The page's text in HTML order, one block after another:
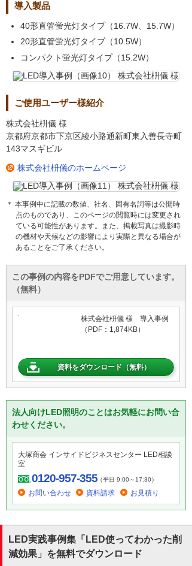
導入製品
40形直管蛍光灯タイプ（16.7W、15.7W）
20形直管蛍光灯タイプ（10.5W）
コンパクト蛍光灯タイプ（15.2W）
ご使用ユーザー様紹介
株式会社枡儀 様
京都府京都市下京区綾小路通新町東入善長寺町
143マスギビル
株式会社枡儀のホームページ
＊ 本事例中に記載の数値、社名、固有名詞等は公開時
点のものであり、このページの閲覧時には変更され
ている可能性があります。また、掲載写真は撮影時
の機材や天候などの影響により実際と異なる場合が
あることをご了承ください。
この事例の内容をPDFでご用意しています。
（無料）
株式会社枡儀 様 導入事例
（PDF：1,874KB）
資料をダウンロード（無料）
法人向けLED照明のことはお気軽にお問い合
わせください。
大塚商会 インサイドビジネスセンター LED相談
室
0120-957-355（平日 9:00～17:30）
お問い合わせ 資料請求 お見積り
LED実践事例集「LED使ってわかった削
減効果」を無料でダウンロード